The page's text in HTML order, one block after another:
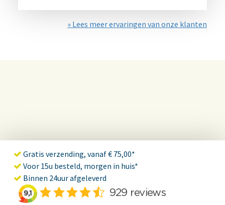
» Lees meer ervaringen van onze klanten
Gratis verzending, vanaf € 75,00*
Voor 15u besteld, morgen in huis*
Binnen 24uur afgeleverd